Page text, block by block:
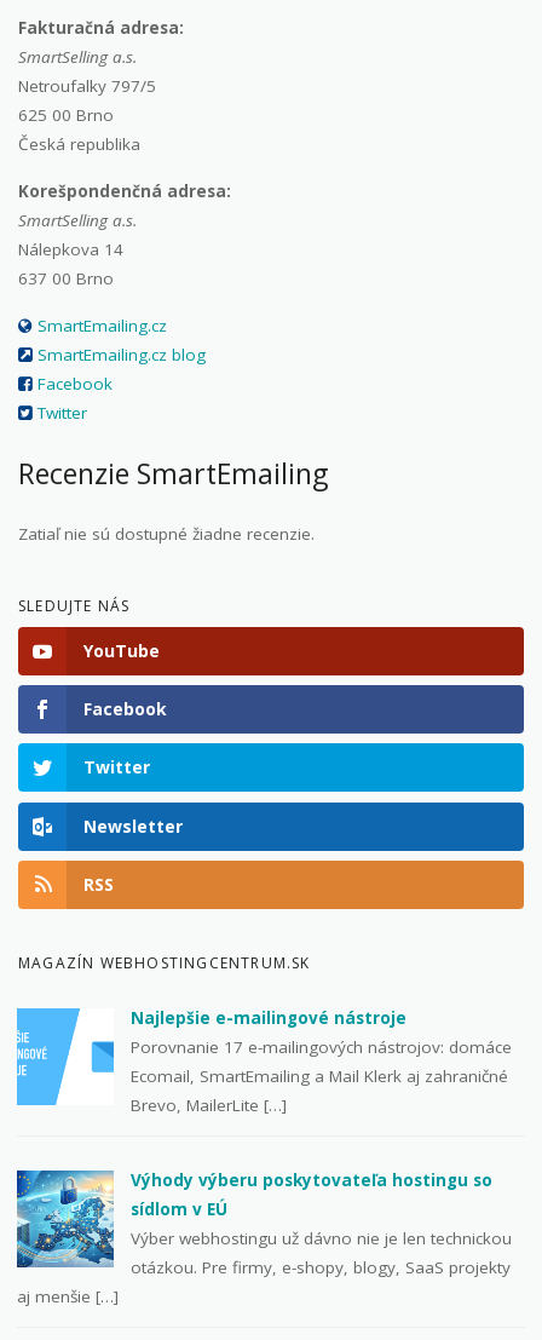
Fakturačná adresa:
SmartSelling a.s.
Netroufalky 797/5
625 00 Brno
Česká republika
Korešpondenčná adresa:
SmartSelling a.s.
Nálepkova 14
637 00 Brno
SmartEmailing.cz
SmartEmailing.cz blog
Facebook
Twitter
Recenzie SmartEmailing
Zatiaľ nie sú dostupné žiadne recenzie.
SLEDUJTE NÁS
YouTube
Facebook
Twitter
Newsletter
RSS
MAGAZÍN WEBHOSTINGCENTRUM.SK
Najlepšie e-mailingové nástroje
Porovnanie 17 e-mailingových nástrojov: domáce
Ecomail, SmartEmailing a Mail Klerk aj zahraničné
Brevo, MailerLite […]
Výhody výberu poskytovateľa hostingu so
sídlom v EÚ
Výber webhostingu už dávno nie je len technickou
otázkou. Pre firmy, e-shopy, blogy, SaaS projekty
aj menšie […]